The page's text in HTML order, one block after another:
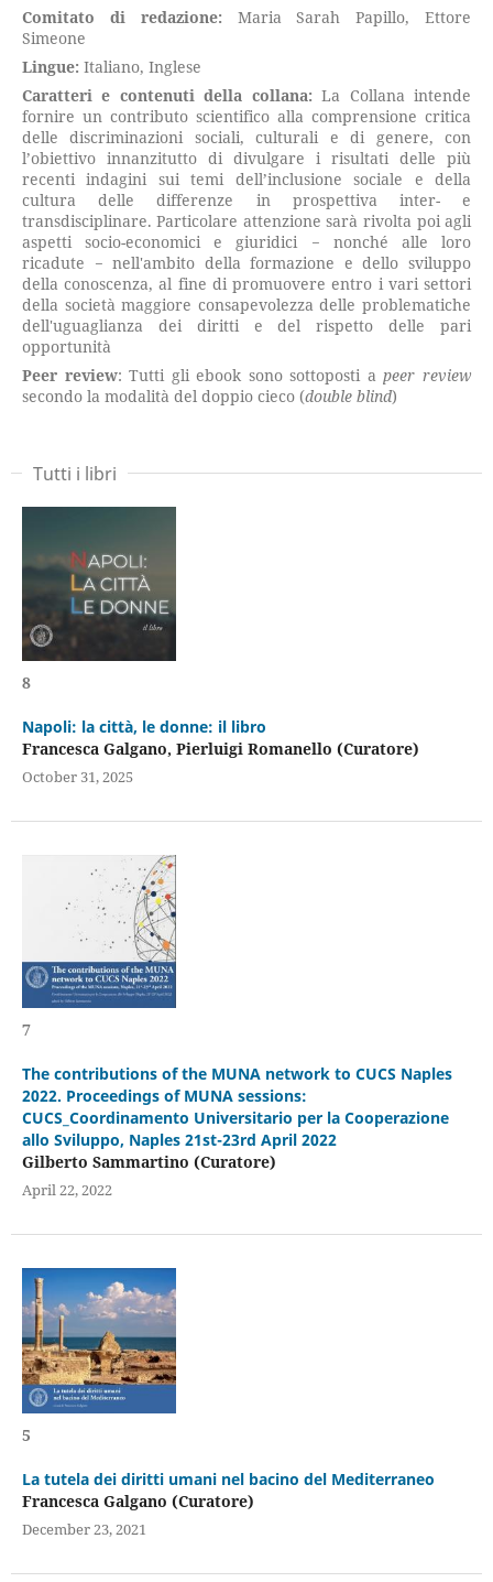
Comitato di redazione: Maria Sarah Papillo, Ettore
Simeone
Lingue: Italiano, Inglese
Caratteri e contenuti della collana:La Collana intende
fornire un contributo scientifico alla comprensione critica
delle discriminazioni sociali, culturali e di genere, con
l’obiettivo innanzitutto di divulgare i risultati delle più
recenti indagini sui temi dell’inclusione sociale e della
cultura delle differenze in prospettiva inter- e
transdisciplinare. Particolare attenzione sarà rivolta poi agli
aspetti socio-economici e giuridici − nonché alle loro
ricadute − nell'ambito della formazione e dello sviluppo
della conoscenza, al fine di promuovere entro i vari settori
della società maggiore consapevolezza delle problematiche
dell'uguaglianza dei diritti e del rispetto delle pari
opportunità
Peer review: Tutti gli ebook sono sottoposti apeer review
secondo la modalità del doppio cieco (double blind)
Tutti i libri
8
Napoli: la città, le donne: il libro
Francesca Galgano, Pierluigi Romanello (Curatore)
October 31, 2025
7
The contributions of the MUNA network to CUCS Naples
2022. Proceedings of MUNA sessions:
CUCS_Coordinamento Universitario per la Cooperazione
allo Sviluppo, Naples 21st-23rd April 2022
Gilberto Sammartino (Curatore)
April 22, 2022
5
La tutela dei diritti umani nel bacino del Mediterraneo
Francesca Galgano (Curatore)
December 23, 2021